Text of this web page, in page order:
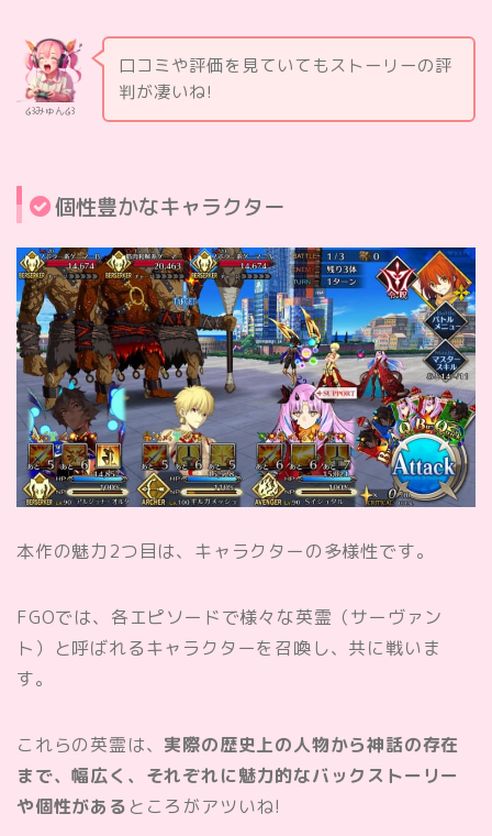
໒꒱みゅん໒꒱
口コミや評価を見ていてもストーリーの評
判が凄いね!
個性豊かなキャラクター
本作の魅力2つ目は、キャラクターの多様性です。
FGOでは、各エピソードで様々な英霊（サーヴァン
ト）と呼ばれるキャラクターを召喚し、共に戦いま
す。
これらの英霊は、 実際の歴史上の人物から神話の存在
まで、幅広く、それぞれに魅力的なバックストーリー
や個性がある ところがアツいね!